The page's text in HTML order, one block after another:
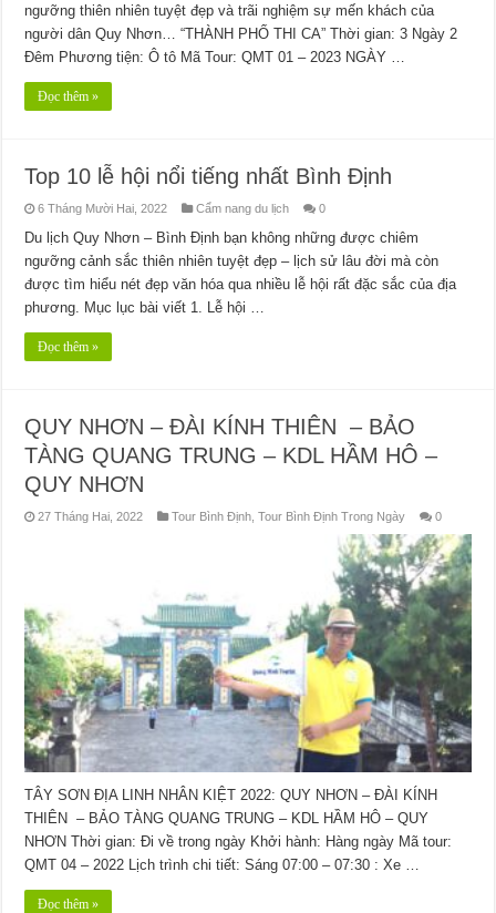
ngưỡng thiên nhiên tuyệt đẹp và trãi nghiệm sự mến khách của
người dân Quy Nhơn… “THÀNH PHỐ THI CA” Thời gian: 3 Ngày 2
Đêm Phương tiện: Ô tô Mã Tour: QMT 01 – 2023 NGÀY …
Đọc thêm »
Top 10 lễ hội nổi tiếng nhất Bình Định
6 Tháng Mười Hai, 2022 Cẩm nang du lịch 0
Du lịch Quy Nhơn – Bình Định bạn không những được chiêm
ngưỡng cảnh sắc thiên nhiên tuyệt đẹp – lịch sử lâu đời mà còn
được tìm hiểu nét đẹp văn hóa qua nhiều lễ hội rất đặc sắc của địa
phương. Mục lục bài viết 1. Lễ hội …
Đọc thêm »
QUY NHƠN – ĐÀI KÍNH THIÊN – BẢO
TÀNG QUANG TRUNG – KDL HẦM HÔ –
QUY NHƠN
27 Tháng Hai, 2022 Tour Bình Định ,Tour Bình Định Trong Ngày 0
TÂY SƠN ĐỊA LINH NHÂN KIỆT 2022: QUY NHƠN – ĐÀI KÍNH
THIÊN – BẢO TÀNG QUANG TRUNG – KDL HẦM HÔ – QUY
NHƠN Thời gian: Đi về trong ngày Khởi hành: Hàng ngày Mã tour:
QMT 04 – 2022 Lịch trình chi tiết: Sáng 07:00 – 07:30 : Xe …
Đọc thêm »